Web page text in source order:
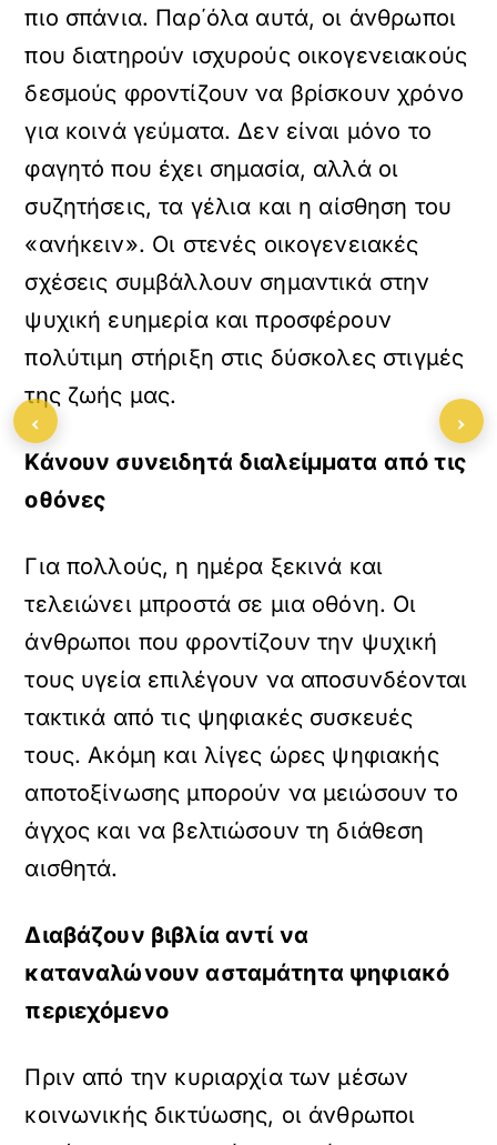
πιο σπάνια. Παρ΄όλα αυτά, οι άνθρωποι
που διατηρούν ισχυρούς οικογενειακούς
δεσμούς φροντίζουν να βρίσκουν χρόνο
για κοινά γεύματα. Δεν είναι μόνο το
φαγητό που έχει σημασία, αλλά οι
συζητήσεις, τα γέλια και η αίσθηση του
«ανήκειν». Οι στενές οικογενειακές
σχέσεις συμβάλλουν σημαντικά στην
ψυχική ευημερία και προσφέρουν
πολύτιμη στήριξη στις δύσκολες στιγμές
της ζωής μας.
Κάνουν συνειδητά διαλείμματα από τις
οθόνες
Για πολλούς, η ημέρα ξεκινά και
τελειώνει μπροστά σε μια οθόνη. Οι
άνθρωποι που φροντίζουν την ψυχική
τους υγεία επιλέγουν να αποσυνδέονται
τακτικά από τις ψηφιακές συσκευές
τους. Ακόμη και λίγες ώρες ψηφιακής
αποτοξίνωσης μπορούν να μειώσουν το
άγχος και να βελτιώσουν τη διάθεση
αισθητά.
Διαβάζουν βιβλία αντί να
καταναλώνουν ασταμάτητα ψηφιακό
περιεχόμενο
Πριν από την κυριαρχία των μέσων
κοινωνικής δικτύωσης, οι άνθρωποι
‹ ›